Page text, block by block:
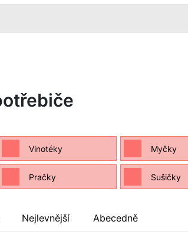
Vinotéky Myčky
Pračky Sušičky
Nejlevnější Abecedně